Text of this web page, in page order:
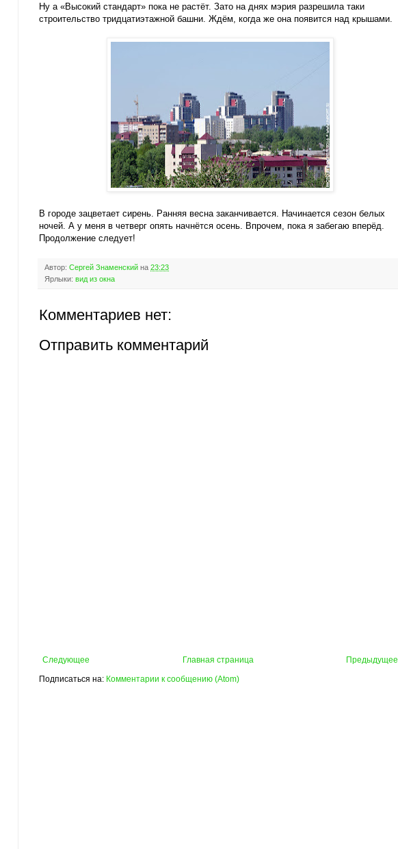
Ну а «Высокий стандарт» пока не растёт. Зато на днях мэрия разрешила таки
строительство тридцатиэтажной башни. Ждём, когда же она появится над крышами.
В городе зацветает сирень. Ранняя весна заканчивается. Начинается сезон белых
ночей. А у меня в четверг опять начнётся осень. Впрочем, пока я забегаю вперёд.
Продолжение следует!
Автор: Сергей Знаменский на 23:23
Ярлыки: вид из окна
Комментариев нет:
Отправить комментарий
Следующее Предыдущее
Главная страница
Подписаться на: Комментарии к сообщению (Atom)